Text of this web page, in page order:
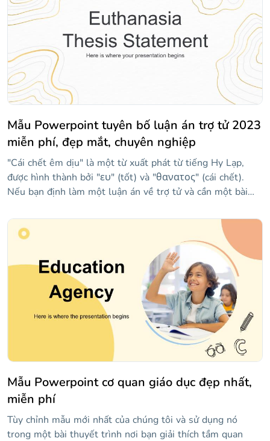
Này, hãy thức dậy, chúng ta đang ở giữa lớp! Nếu bạn thấy
một số trạng thái bị thiếu, hãy kiểm tra các trang trình bày
ở cuối mẫu, nơi bạn sẽ tìm thấy các liên kết đến phần còn
lại của chúng!
Mẫu Powerpoint tuyên bố luận án trợ tử 2023
miễn phí, đẹp mắt, chuyên nghiệp
"Cái chết êm dịu" là một từ xuất phát từ tiếng Hy Lạp,
được hình thành bởi "ευ" (tốt) và "θανατος" (cái chết).
Nếu bạn định làm một luận án về trợ tử và cần một bài
về trợ tử là gì, các kỹ thuật mà nó được quản lý là gì, ai có
thể truy cập nó hoặc tranh cãi mà chủ đề này tạo ra. Các
slide cung cấp một phong cách trang trọng và được thiết
kế để làm cho thông tin của bạn nổi bật và bảo vệ luận án
của bạn thành công.
Mẫu Powerpoint cơ quan giáo dục đẹp nhất,
miễn phí
Tùy chỉnh mẫu mới nhất của chúng tôi và sử dụng nó
trong một bài thuyết trình nơi bạn giải thích tầm quan